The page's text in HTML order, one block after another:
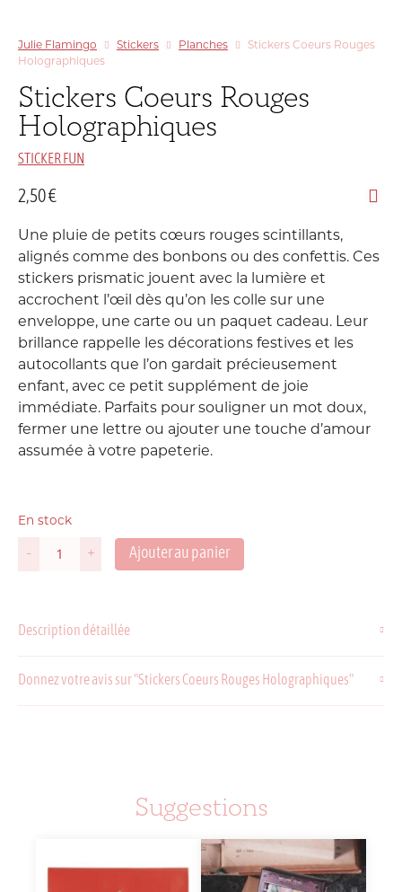
Julie Flamingo Stickers Planches
Stickers Coeurs Rouges
Holographiques
Stickers Coeurs Rouges
Holographiques
STICKER FUN
2,50€
Une pluie de petits cœurs rouges scintillants,
alignés comme des bonbons ou des confettis. Ces
stickers prismatic jouent avec la lumière et
accrochent l’œil dès qu’on les colle sur une
enveloppe, une carte ou un paquet cadeau. Leur
brillance rappelle les décorations festives et les
autocollants que l’on gardait précieusement
enfant, avec ce petit supplément de joie
immédiate. Parfaits pour souligner un mot doux,
fermer une lettre ou ajouter une touche d’amour
assumée à votre papeterie.
En stock
-
quantité
Rouges
+ Ajouter au panier
Description détaillée
Donnez votre avis sur "Stickers Coeurs Rouges Holographiques"
Suggestions